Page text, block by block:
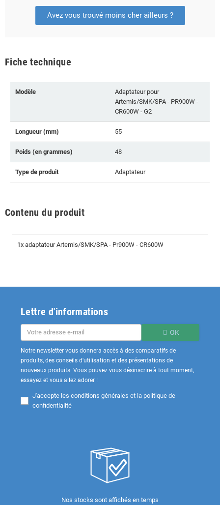
Avez vous trouvé moins cher ailleurs ?
Fiche technique
Modèle
Adaptateur pour
Artemis/SMK/SPA - PR900W -
CR600W - G2
Longueur (mm) 55
Poids (en grammes) 48
Type de produit Adaptateur
Contenu du produit
1x adaptateur Artemis/SMK/SPA - Pr900W - CR600W
Lettre d'informations
OK
Notre newsletter vous donnera accès à des comparatifs de
produits, des conseils d'utilisation et des présentations de
nouveaux produits. Vous pouvez vous désinscrire à tout moment,
essayez et vous allez adorer !
J'accepte les conditions générales et la politique de
confidentialité
Nos stocks sont affichés en temps